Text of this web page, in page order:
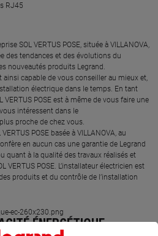
RJ45​
SOL VERTUS POSE, située à VILLANOVA,
des tendances et des évolutions du
nouveautés produits Legrand.
ainsi capable de vous conseiller au mieux et,
électrique dans le temps. En tant
VERTUS POSE est à même de vous faire une
intéressent dans le
proche de chez vous.​
POSE basée à VILLANOVA, au
en aucun cas une garantie de Legrand
quant à la qualité des travaux réalisés et
VERTUS POSE. L’installateur électricien est
produits et du contrôle de l’installation
ÉNERGÉTIQUE